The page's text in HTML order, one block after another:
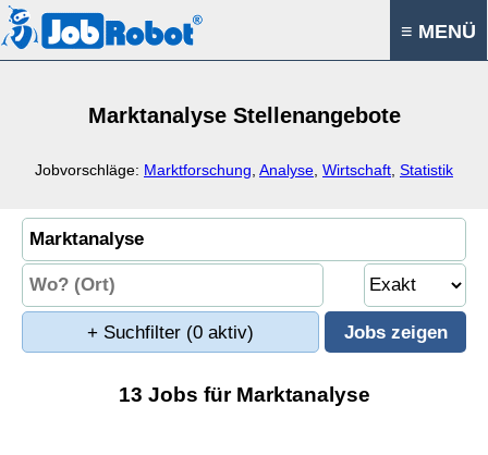
≡ MENÜ
Marktanalyse Stellenangebote
Jobvorschläge: Marktforschung Analyse Wirtschaft Statistik
+ Suchfilter (0 aktiv)
13 Jobs für Marktanalyse